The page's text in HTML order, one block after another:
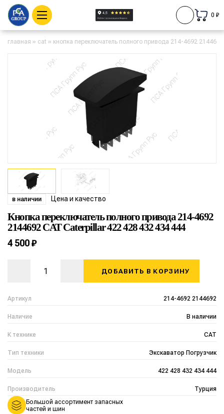
0 ₽
главная » cat » кнопка переключатель полного привода 214-4692
в наличии Цена и качество
Кнопка переключатель полного привода 214-4692
2144692 CAT Caterpillar 422 428 432 434 444
Артикул 214-4692 2144692
Наличие В наличии
К технике CAT
Тип техники Экскаватор Погрузчик
Модель 422 428 432 434 444
Производитель Турция
4 500 ₽
ДОБАВИТЬ В КОРЗИНУ
Большой ассортимент запасных
частей и шин